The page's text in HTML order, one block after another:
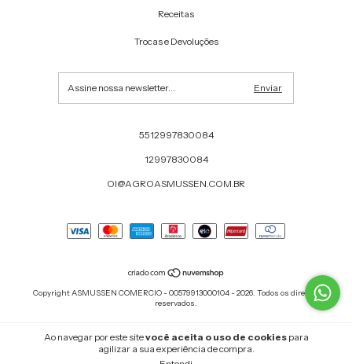
Ao navegar por este sitevocê aceita o uso de cookiespara
agilizar a sua experiência de compra.
Receitas
Trocas e Devoluções
5512997830084
12997830084
OI@AGROASMUSSEN.COM.BR
Copyright ASMUSSEN COMERCIO - 00579913000104 - 2026. Todos os direitos
reservados.